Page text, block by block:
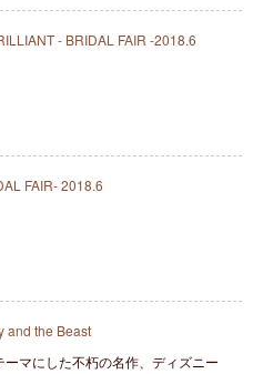
- BRIDAL FAIR -2018.6
FAIR- 2018.6
and the Beast
ーマにした不朽の名作、ディズニー